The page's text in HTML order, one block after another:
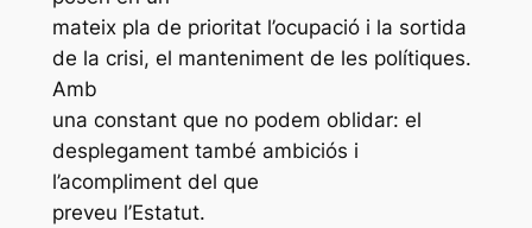
mateix pla de prioritat l’ocupació i la sortida
de la crisi, el manteniment de les polítiques.
Amb
una constant que no podem oblidar: el
desplegament també ambiciós i
l’acompliment del que
preveu l’Estatut.